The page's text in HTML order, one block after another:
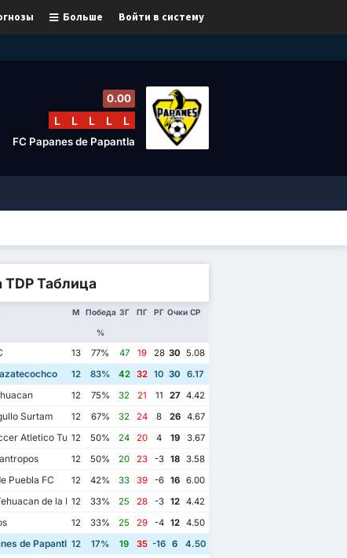
Войти в систему
Больше
0.00
L L L L L
FC Papanes de Papantla
TDP Таблица
М Победа
%
ЗГ ПГ РГ Очки СР
13 77% 47 19 28 30 5.08
12 83% 42 32 10 30 6.17
12 75% 32 21 11 27 4.42
Surtam 12 67% 32 24 8 26 4.67
Atletico Tulancingo
12 50% 24 20 4 19
3.67
12 50% 20 23 -3 18
3.58
Puebla FC 12 42% 33 39 -6 16
6.00
de la Franja
12 33% 25 28 -3 12
4.42
12 33% 25 29 -4 12
4.50
de Papantla12 17% 19 35 -16 6
4.50